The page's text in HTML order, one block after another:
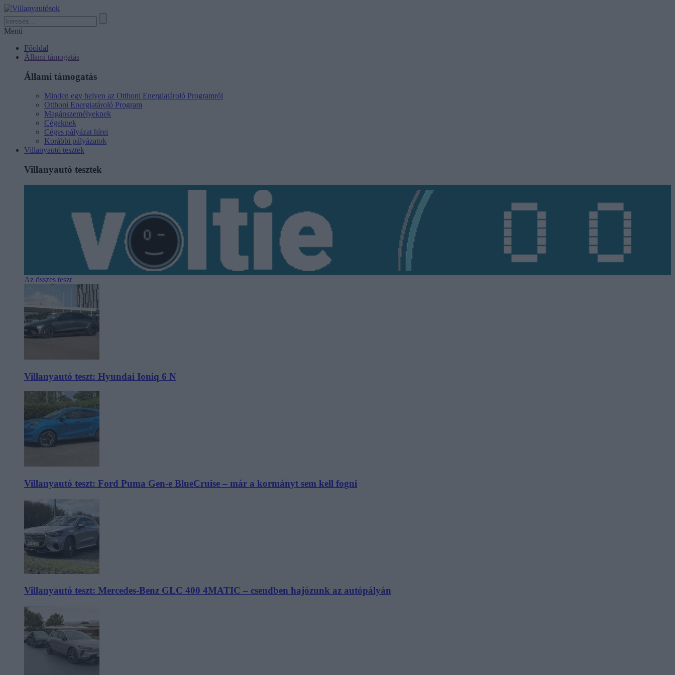
Menü
Főoldal
Állami támogatás
Állami támogatás
Minden egy helyen az Otthoni Energiatároló Programról
Otthoni Energiatároló Program
Magánszemélyeknek
Cégeknek
Céges pályázat hírei
Korábbi pályázatok
Villanyautó tesztek
Villanyautó tesztek
Az összes teszt
Villanyautó teszt: Hyundai Ioniq 6 N
Villanyautó teszt: Ford Puma Gen-e BlueCruise – már a kormányt sem kell fogni
Villanyautó teszt: Mercedes-Benz GLC 400 4MATIC – csendben hajózunk az autópályán